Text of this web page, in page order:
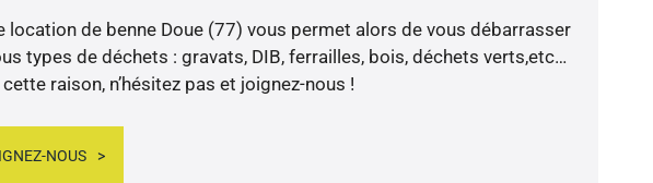
location de benne Doue (77) vous permet alors de vous débarrasser
types de déchets : gravats, DIB, ferrailles, bois, déchets verts,etc…
raison, n’hésitez pas et joignez-nous !
NOUS